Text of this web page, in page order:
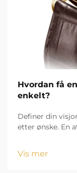
Hvordan få
enkelt?
Definer din
etter ønske. En
skal lage
Vis mer